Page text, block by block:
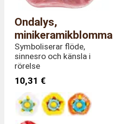
Ondalys,
minikeramikblomma
Symboliserar flöde,
sinnesro och känsla i
rörelse
10,31 €